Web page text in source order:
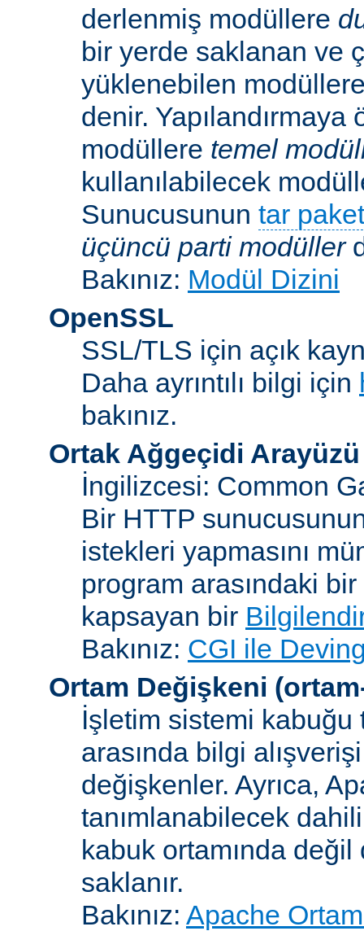
derlenmiş modüllere
bir yerde saklanan ve
yüklenebilen
denir. Yapılandırmaya
modüllere temel
kullanılabilecek
Sunucusunun tar
üçüncü parti modüller
Bakınız: Modül Dizini
OpenSSL
SSL/TLS için açık
Daha ayrıntılı bilgi için
bakınız.
Ortak Ağgeçidi Arayüzü
İngilizcesi: Common
Bir HTTP
istekleri yapmasını
program arasındaki
kapsayan bir
Bakınız: CGI ile
Ortam Değişkeni
İşletim sistemi kabuğu
arasında bilgi
değişkenler. Ayrıca,
tanımlanabilecek
kabuk ortamında değil
saklanır.
Bakınız: Apache